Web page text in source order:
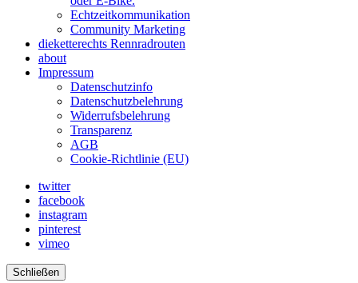
Echtzeitkommunikation
Community Marketing
dieketterechts Rennradrouten
about
Impressum
Datenschutzinfo
Datenschutzbelehrung
Widerrufsbelehrung
Transparenz
AGB
Cookie-Richtlinie (EU)
twitter
facebook
instagram
pinterest
vimeo
Schließen